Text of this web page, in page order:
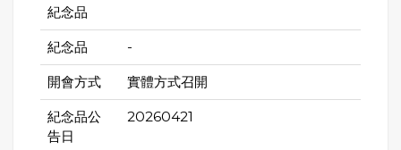
紀念品
紀念品 -
開會方式 實體方式召開
紀念品公
告日
20260421